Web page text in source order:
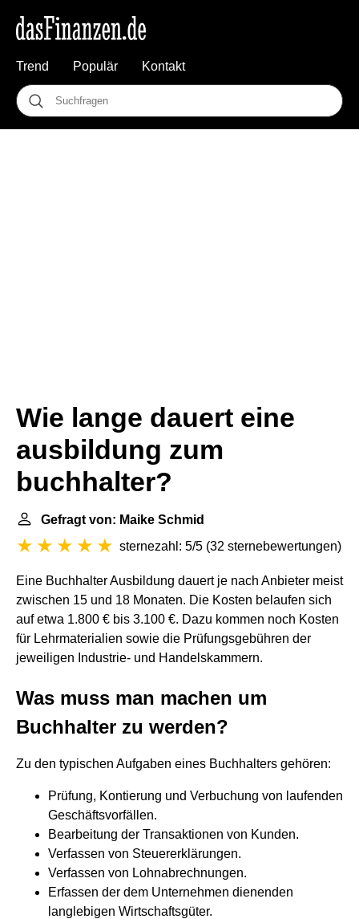
Trend Populär Kontakt
Wie lange dauert eine
ausbildung zum
buchhalter?
Gefragt von: Maike Schmid
sternezahl: 5/5 (32 sternebewertungen)
Eine Buchhalter Ausbildung dauert je nach Anbieter meist
zwischen 15 und 18 Monaten. Die Kosten belaufen sich
auf etwa 1.800 € bis 3.100 €. Dazu kommen noch Kosten
für Lehrmaterialien sowie die Prüfungsgebühren der
jeweiligen Industrie- und Handelskammern.
Was muss man machen um
Buchhalter zu werden?
Zu den typischen Aufgaben eines Buchhalters gehören:
Prüfung, Kontierung und Verbuchung von laufenden
Geschäftsvorfällen.
Bearbeitung der Transaktionen von Kunden.
Verfassen von Steuererklärungen.
Verfassen von Lohnabrechnungen.
Erfassen der dem Unternehmen dienenden
langlebigen Wirtschaftsgüter.